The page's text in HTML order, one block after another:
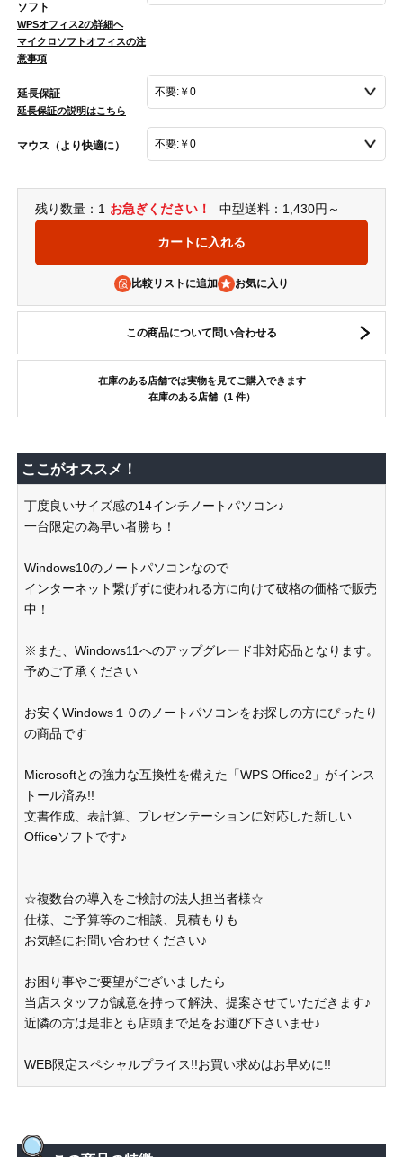
ソフト
WPSオフィス2の詳細へ
マイクロソフトオフィスの注
意事項
延長保証
延長保証の説明はこちら
マウス（より快適に）
残り数量：1 お急ぎください！ 中型送料：1,430円～
比較リストに追加
この商品について問い合わせる
在庫のある店舗では実物を見てご購入できます
在庫のある店舗（1 件）
ここがオススメ！
丁度良いサイズ感の14インチノートパソコン♪
一台限定の為早い者勝ち！
Windows10のノートパソコンなので
インターネット繋げずに使われる方に向けて破格の価格で販売
中！
※また、Windows11へのアップグレード非対応品となります。
予めご了承ください
お安くWindows１０のノートパソコンをお探しの方にぴったり
の商品です
Microsoftとの強力な互換性を備えた「WPS Office2」がインス
トール済み!!
文書作成、表計算、プレゼンテーションに対応した新しい
Officeソフトです♪
☆複数台の導入をご検討の法人担当者様☆
仕様、ご予算等のご相談、見積もりも
お気軽にお問い合わせください♪
お困り事やご要望がございましたら
当店スタッフが誠意を持って解決、提案させていただきます♪
近隣の方は是非とも店頭まで足をお運び下さいませ♪
WEB限定スペシャルプライス!!お買い求めはお早めに!!